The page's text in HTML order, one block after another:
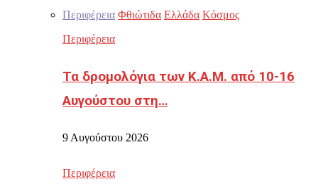
Περιφέρεια Φθιώτιδα Ελλάδα Κόσμος
Περιφέρεια
Τα δρομολόγια των Κ.Α.Μ. από 10-16
Αυγούστου στη…
9 Αυγούστου 2026
Περιφέρεια